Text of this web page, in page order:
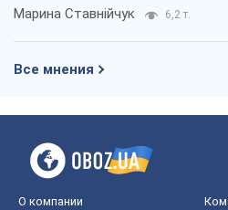
Марина Ставнійчук 6,2 т.
Все мнения
О компании